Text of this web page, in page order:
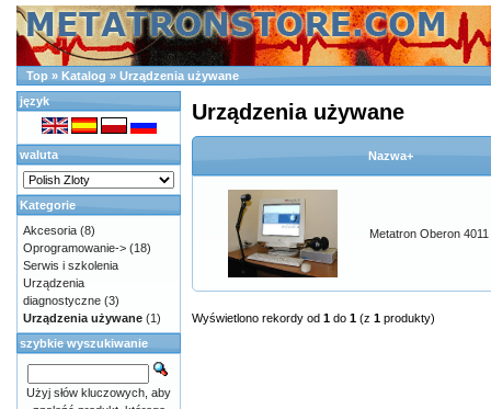
Top » Katalog » Urządzenia używane
Urządzenia używane
Nazwa+
Metatron Oberon 4011
Wyświetlono rekordy od 1 do 1 (z 1 produkty)
język
waluta
Kategorie
Akcesoria (8)
Oprogramowanie-> (18)
Serwis i szkolenia
Urządzenia
diagnostyczne (3)
Urządzenia używane (1)
szybkie wyszukiwanie
Użyj słów kluczowych, aby